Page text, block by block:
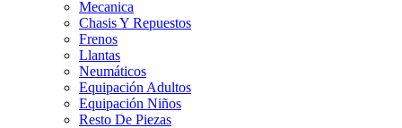
Mecanica
Chasis Y Repuestos
Frenos
Llantas
Neumáticos
Equipación Adultos
Equipación Niños
Resto De Piezas